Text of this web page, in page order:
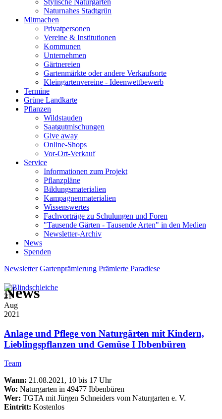
Stylische Naturgärten
Naturnahes Stadtgrün
Mitmachen
Privatpersonen
Vereine & Institutionen
Kommunen
Unternehmen
Gärtnereien
Gartenmärkte oder andere Verkaufsorte
Kleingartenvereine - Ideenwettbewerb
Termine
Grüne Landkarte
Pflanzen
Wildstauden
Saatgutmischungen
Give away
Online-Shops
Vor-Ort-Verkauf
Service
Informationen zum Projekt
Pflanzpläne
Bildungsmaterialien
Kampagnenmaterialien
Wissenswertes
Fachvorträge zu Schulungen und Foren
"Tausende Gärten - Tausende Arten" in den Medien
Newsletter-Archiv
News
Spenden
Newsletter Gartenprämierung Prämierte Paradiese
News
21
Aug
2021
Anlage und Pflege von Naturgärten mit Kindern,
Lieblingspflanzen und Gemüse I Ibbenbüren
Team
Wann: 21.08.2021, 10 bis 17 Uhr
Wo: Naturgarten in 49477 Ibbenbüren
Wer: TGTA mit Jürgen Schneiders vom Naturgarten e. V.
Eintritt: Kostenlos